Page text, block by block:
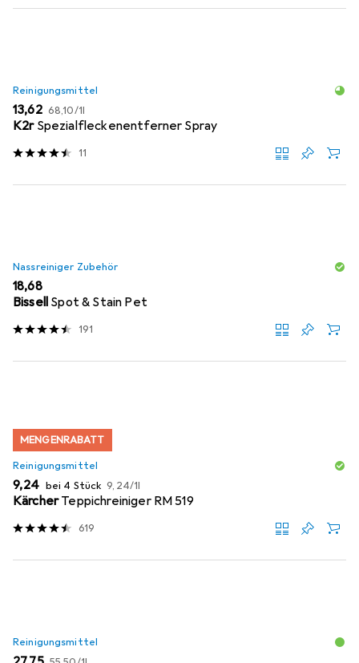
Reinigungsmittel
EUR
13,62 EUR
68,10/1l
K2r Spezialfleckenentferner Spray
11
Nassreiniger Zubehör
EUR
18,68
Bissell Spot & Stain Pet
191
MENGENRABATT
Reinigungsmittel
EUR
9,24 bei 4 Stück EUR
9,24/1l
KärcherTeppichreiniger RM 519
619
Reinigungsmittel
EUR